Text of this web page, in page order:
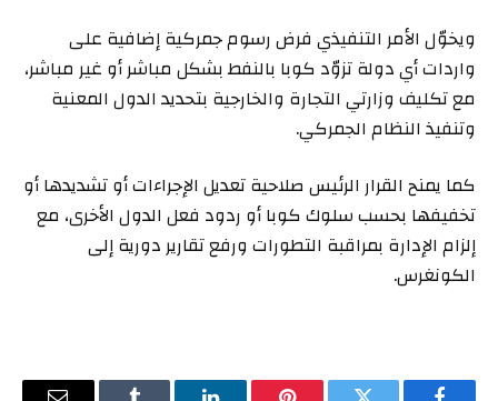
ويخوّل الأمر التنفيذي فرض رسوم جمركية إضافية على
واردات أي دولة تزوّد كوبا بالنفط بشكل مباشر أو غير مباشر،
مع تكليف وزارتي التجارة والخارجية بتحديد الدول المعنية
وتنفيذ النظام الجمركي.
كما يمنح القرار الرئيس صلاحية تعديل الإجراءات أو تشديدها أو
تخفيفها بحسب سلوك كوبا أو ردود فعل الدول الأخرى، مع
إلزام الإدارة بمراقبة التطورات ورفع تقارير دورية إلى
الكونغرس.